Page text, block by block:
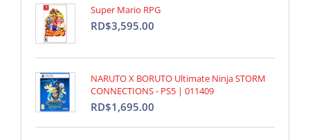
Super Mario RPG
RD$3,595.00
NARUTO X BORUTO Ultimate Ninja STORM
CONNECTIONS - PS5 | 011409
RD$1,695.00